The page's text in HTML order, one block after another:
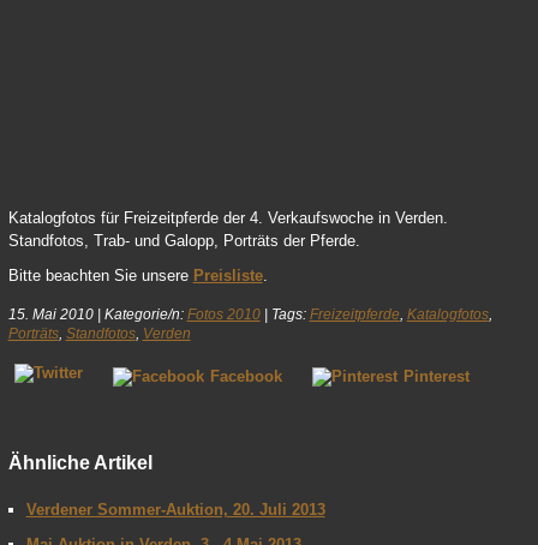
William-04.JPG
Katalogfotos für Freizeitpferde der 4. Verkaufswoche in Verden.
Standfotos, Trab- und Galopp, Porträts der Pferde.
Bitte beachten Sie unsere Preisliste.
15. Mai 2010| Kategorie/n: Fotos 2010| Tags: Freizeitpferde Katalogfotos,
Porträts, Standfotos, Verden
Facebook Pinterest
Ähnliche Artikel
Verdener Sommer-Auktion, 20. Juli 2013